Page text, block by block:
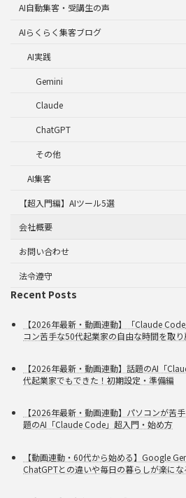
AI自動集客・受講生の声
AIらくらく集客ブログ
AI実践
Gemini
Claude
ChatGPT
その他
AI集客
【超入門編】AIツール5選
会社概要
お問い合わせ
法令遵守
Recent Posts
【2026年最新・動画連動】「Claude
コン苦手な50代起業家の自由な時間を取り
【2026年最新・動画連動】話題のAI「
代起業家でもできた！初期設定・準備編
【2026年最新・動画連動】パソコンが苦
題のAI「Claude Code」超入門・始め方
【動画連動・60代から始める】Google
ChatGPTとの違いや毎日の暮らしが楽に